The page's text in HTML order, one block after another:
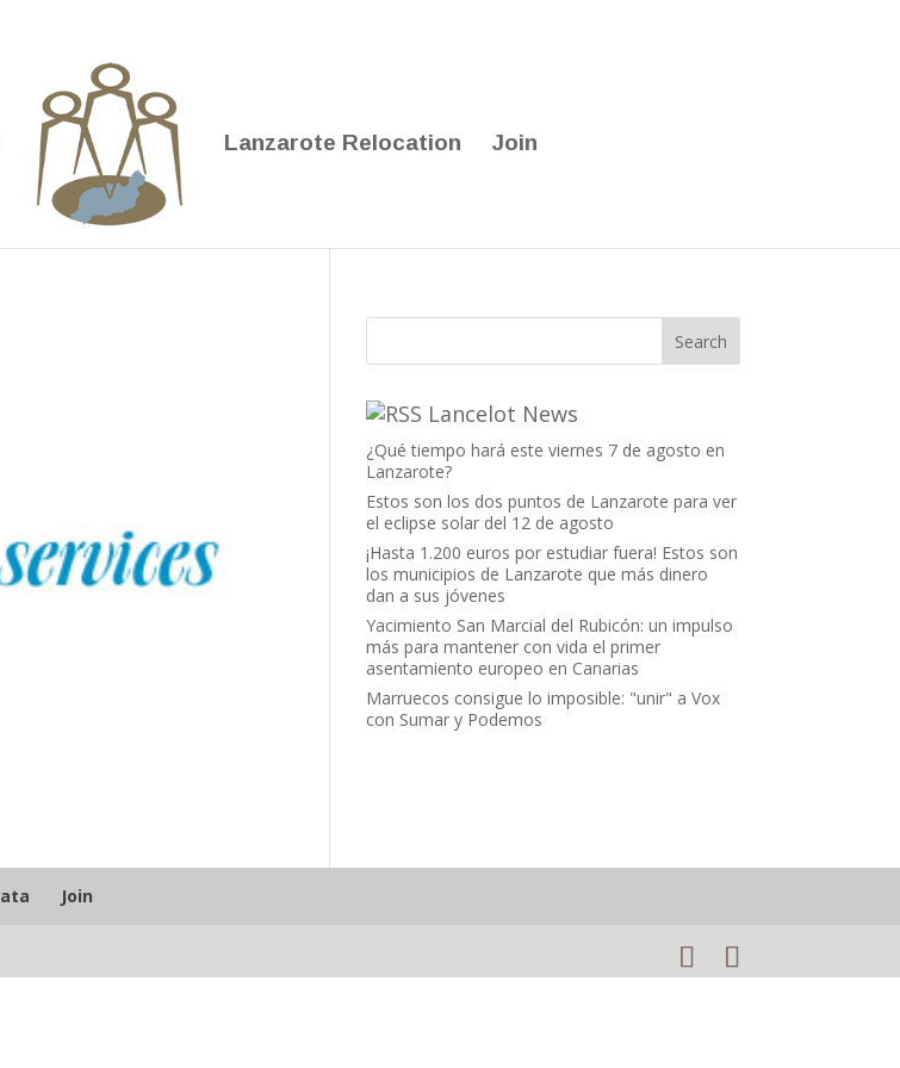
Lanzarote Relocation Join
Lancelot News
¿Qué tiempo hará este viernes 7 de agosto en
Lanzarote?
Estos son los dos puntos de Lanzarote para ver
el eclipse solar del 12 de agosto
¡Hasta 1.200 euros por estudiar fuera! Estos son
los municipios de Lanzarote que más dinero
dan a sus jóvenes
Yacimiento San Marcial del Rubicón: un impulso
más para mantener con vida el primer
asentamiento europeo en Canarias
Marruecos consigue lo imposible: "unir" a Vox
con Sumar y Podemos
Join